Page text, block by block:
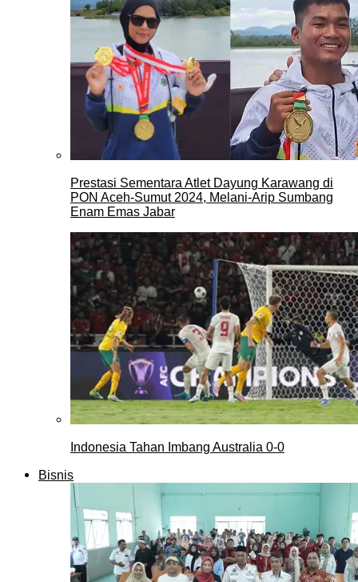
Prestasi Sementara Atlet Dayung Karawang di
PON Aceh-Sumut 2024, Melani-Arip Sumbang
Enam Emas Jabar
Indonesia Tahan Imbang Australia 0-0
Bisnis